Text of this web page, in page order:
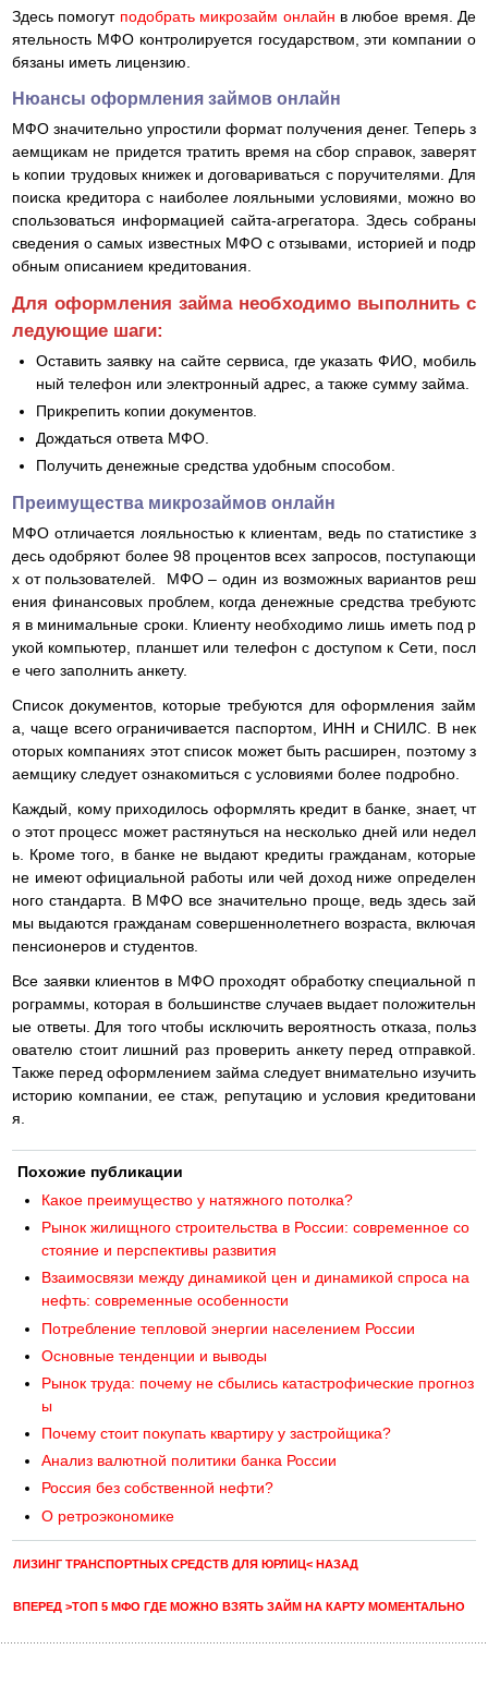
Здесь помогут подобрать микрозайм онлайн в любое время. Де
ятельность МФО контролируется государством, эти компании о
бязаны иметь лицензию.
Нюансы оформления займов онлайн
МФО значительно упростили формат получения денег. Теперь з
аемщикам не придется тратить время на сбор справок, заверят
ь копии трудовых книжек и договариваться с поручителями. Для
поиска кредитора с наиболее лояльными условиями, можно во
спользоваться информацией сайта-агрегатора. Здесь собраны
сведения о самых известных МФО с отзывами, историей и подр
обным описанием кредитования.
Для оформления займа необходимо выполнить с
ледующие шаги:
Оставить заявку на сайте сервиса, где указать ФИО, мобиль
ный телефон или электронный адрес, а также сумму займа.
Прикрепить копии документов.
Дождаться ответа МФО.
Получить денежные средства удобным способом.
Преимущества микрозаймов онлайн
МФО отличается лояльностью к клиентам, ведь по статистике з
десь одобряют более 98 процентов всех запросов, поступающи
х от пользователей. МФО – один из возможных вариантов реш
ения финансовых проблем, когда денежные средства требуютс
я в минимальные сроки. Клиенту необходимо лишь иметь под р
укой компьютер, планшет или телефон с доступом к Сети, посл
е чего заполнить анкету.
Список документов, которые требуются для оформления займ
а, чаще всего ограничивается паспортом, ИНН и СНИЛС. В нек
оторых компаниях этот список может быть расширен, поэтому з
аемщику следует ознакомиться с условиями более подробно.
Каждый, кому приходилось оформлять кредит в банке, знает, чт
о этот процесс может растянуться на несколько дней или недел
ь. Кроме того, в банке не выдают кредиты гражданам, которые
не имеют официальной работы или чей доход ниже определен
ного стандарта. В МФО все значительно проще, ведь здесь зай
мы выдаются гражданам совершеннолетнего возраста, включая
пенсионеров и студентов.
Все заявки клиентов в МФО проходят обработку специальной п
рограммы, которая в большинстве случаев выдает положительн
ые ответы. Для того чтобы исключить вероятность отказа, польз
ователю стоит лишний раз проверить анкету перед отправкой.
Также перед оформлением займа следует внимательно изучить
историю компании, ее стаж, репутацию и условия кредитовани
я.
Похожие публикации
Какое преимущество у натяжного потолка?
Рынок жилищного строительства в России: современное со
стояние и перспективы развития
Взаимосвязи между динамикой цен и динамикой спроса на
нефть: современные особенности
Потребление тепловой энергии населением России
Основные тенденции и выводы
Рынок труда: почему не сбылись катастрофические прогноз
ы
Почему стоит покупать квартиру у застройщика?
Анализ валютной политики банка России
Россия без собственной нефти?
О ретроэкономике
ЛИЗИНГ ТРАНСПОРТНЫХ СРЕДСТВ ДЛЯ ЮРЛИЦ< НАЗАД
ВПЕРЕД >ТОП 5 МФО ГДЕ МОЖНО ВЗЯТЬ ЗАЙМ НА КАРТУ МОМЕНТАЛЬНО